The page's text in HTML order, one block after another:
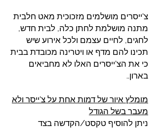
צ'ייסרים מושלמים מזכוכית מאט חלבית
מתנה מושלמת לחתן כלה, לבית חדש,
לחגים, לחיים עצמם ולכל אירוע שיש
תכינו להם מדף או ויטרינה מכובדת בבית
כי את הצ'ייסרים האלו לא מחביאים
בארון..
מומלץ איור של דמות אחת על צ'ייסר ולא
מעבר בשל הגודל
ניתן להוסיף טקסט/הקדשה בצד